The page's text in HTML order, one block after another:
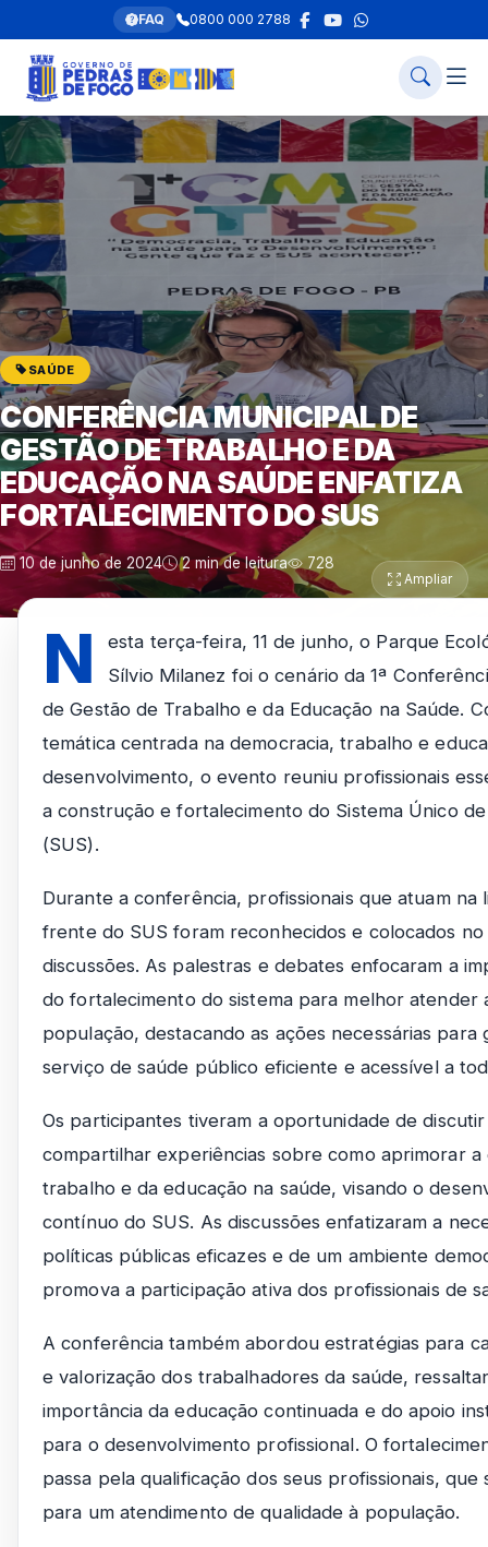
FAQ 0800 000 2788
SAÚDE
CONFERÊNCIA MUNICIPAL DE
GESTÃO DE TRABALHO E DA
EDUCAÇÃO NA SAÚDE ENFATIZA
FORTALECIMENTO DO SUS
10 de junho de 2024 2 min de leitura 728
Ampliar
N
esta terça-feira, 11 de junho, o Parque
Sílvio Milanez foi o cenário da 1ª
de Gestão de Trabalho e da Educação na Saúde.
temática centrada na democracia, trabalho e
desenvolvimento, o evento reuniu profissionais
a construção e fortalecimento do Sistema Único
(SUS).
Durante a conferência, profissionais que atuam na
frente do SUS foram reconhecidos e colocados
discussões. As palestras e debates enfocaram a
do fortalecimento do sistema para melhor atender
população, destacando as ações necessárias para
serviço de saúde público eficiente e acessível a
Os participantes tiveram a oportunidade de
compartilhar experiências sobre como aprimorar a
trabalho e da educação na saúde, visando o
contínuo do SUS. As discussões enfatizaram a
políticas públicas eficazes e de um ambiente
promova a participação ativa dos profissionais de
A conferência também abordou estratégias para
e valorização dos trabalhadores da saúde,
importância da educação continuada e do apoio
para o desenvolvimento profissional. O
passa pela qualificação dos seus profissionais, que
para um atendimento de qualidade à população.